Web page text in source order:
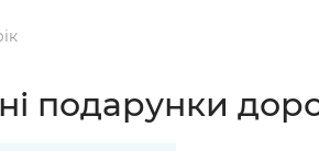
подарунки